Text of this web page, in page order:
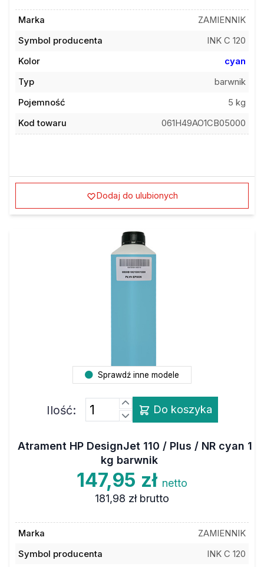
Marka
ZAMIENNIK
Symbol producenta
INK C 120
Kolor
cyan
Typ
barwnik
Pojemność
5 kg
Kod towaru
061H49AO1CB05000
Dodaj do ulubionych
Sprawdź inne modele
Ilość: Do koszyka
Atrament HP DesignJet 110 / Plus / NR cyan 1
kg barwnik
147,95 zł netto
181,98 zł brutto
Marka
ZAMIENNIK
Symbol producenta
INK C 120